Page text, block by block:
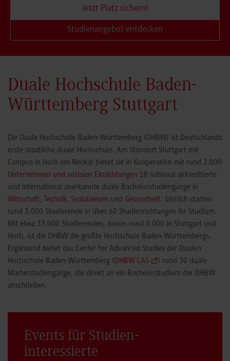
Jetzt Platz sichern!
Studienangebot entdecken
Duale Hochschule Baden-
Württemberg Stuttgart
Die Duale Hochschule Baden-Württemberg (DHBW) ist Deutschlands
erste staatliche duale Hochschule. Am Standort Stuttgart mit
Campus in Horb am Neckar bietet sie in Kooperation mit rund 2.000
Unternehmen und sozialen Einrichtungen 18 national akkreditierte
und international anerkannte duale Bachelorstudiengänge in
Wirtschaft, Technik, Sozialwesen und Gesundheit. Jährlich starten
rund 3.000 Studierende in über 60 Studienrichtungen ihr Studium.
Mit etwa 33.000 Studierenden, davon rund 8.000 in Stuttgart und
Horb, ist die DHBW die größte Hochschule Baden-Württembergs.
Ergänzend bietet das Center for Advanced Studies der Dualen
Hochschule Baden-Württemberg (DHBW CAS
) rund 30 duale
Masterstudiengänge, die direkt an ein Bachelorstudium der DHBW
anschließen.
Events für Studien­
interessierte